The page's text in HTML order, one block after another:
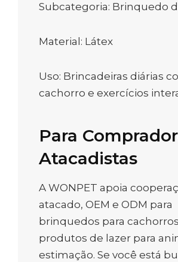
Subcategoria: Brinquedo
Material: Látex
Uso: Brincadeiras diárias
cachorro e exercícios
Para
Atacadistas
A WONPET apoia
atacado, OEM e ODM para
brinquedos para
produtos de lazer para
estimação. Se você está